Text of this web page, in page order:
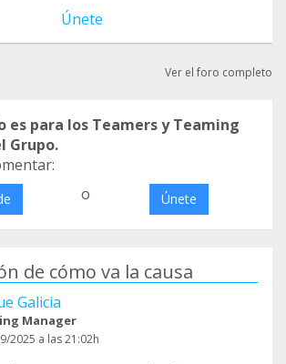
Únete
Ver el foro completo
es para los Teamers y Teaming
Grupo.
o Únete
de cómo va la causa
Galicia
Manager
2025 a las 21:02h